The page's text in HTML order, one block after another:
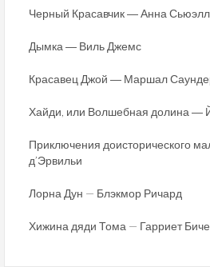
Черный Красавчик ― Анна Сьюэлл
Дымка ― Виль Джемс
Красавец Джой ― Маршал
Хайди, или Волшебная долина ―
Приключения доисторического
д’Эрвильи
Лорна Дун — Блэкмор Ричард
Хижина дяди Тома — Гарриет